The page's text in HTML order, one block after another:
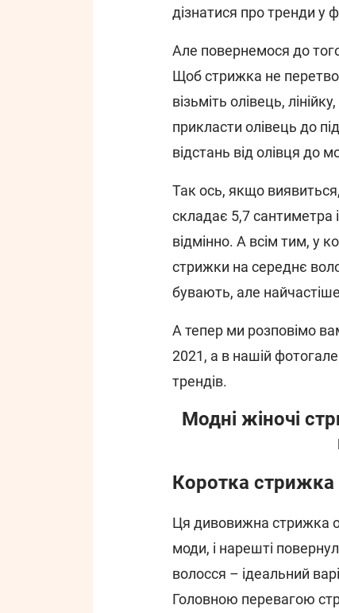
дізнатися про тренди у
Але повернемося до
Щоб стрижка не
візьміть олівець,
прикласти олівець до
відстань від олівця до
Так ось, якщо
складає 5,7
відмінно. А всім тим, у
стрижки на середнє
бувають, але
А тепер ми розповімо
2021, а в нашій
трендів.
Модні жіночі
Коротка стрижка
Ця дивовижна стрижка
моди, і нарешті
волосся – ідеальний
Головною перевагою